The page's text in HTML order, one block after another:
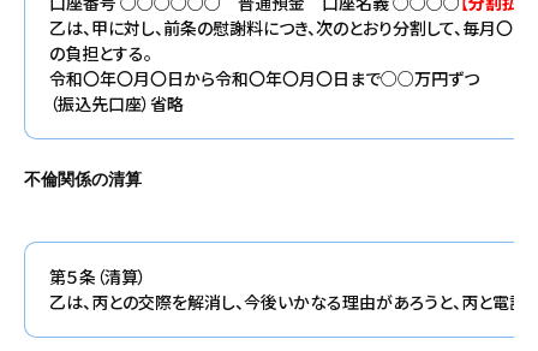
乙は、甲に対し、前条の慰謝料につき、次のとおり分割して、毎月〇
の負担とする。
令和〇年〇月〇日から令和〇年〇月〇日まで○○万円ずつ
（振込先口座）省略
不倫関係の清算
第５条（清算）
乙は、丙との交際を解消し、今後いかなる理由があろうと、丙と電